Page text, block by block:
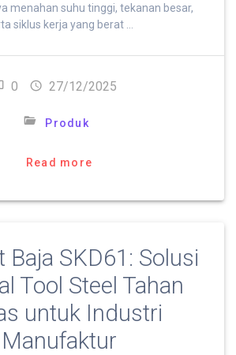
menahan suhu tinggi, tekanan besar,
siklus kerja yang berat …
0 27/12/2025
Produk
Read more
Baja SKD61: Solusi
Tool Steel Tahan
untuk Industri
Manufaktur